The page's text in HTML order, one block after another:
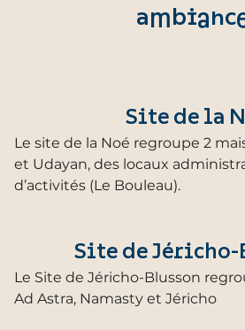
Site de la
Le site de la Noé regroupe 2
et Udayan, des locaux
d’activités (Le Bouleau).
Site de Jéricho-
Le Site de Jéricho-Blusson
Ad Astra, Namasty et Jéricho